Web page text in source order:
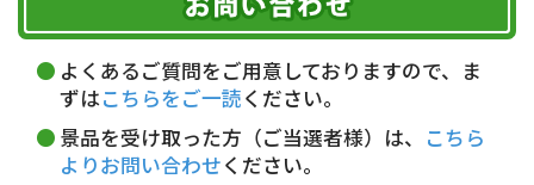
午前中 14～16時
16～18時
18～20時
19～21時 指定なし
代金引換(現金のみ)
5,000円未満…330円(税込)
銀行振込(前払い)
ただく費用がございます。
詳しくはこちら▶
よくあるご質問をご用意しておりますので、ま
ずはこちらをご一読ください。
景品を受け取った方（ご当選者様）は、 こちら
よりお問い合わせください。